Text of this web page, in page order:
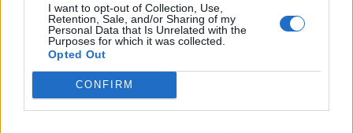
I want to opt-out of Collection, Use,
Retention, Sale, and/or Sharing of my
Personal Data that Is Unrelated with the
Purposes for which it was collected.
Opted Out
CONFIRM